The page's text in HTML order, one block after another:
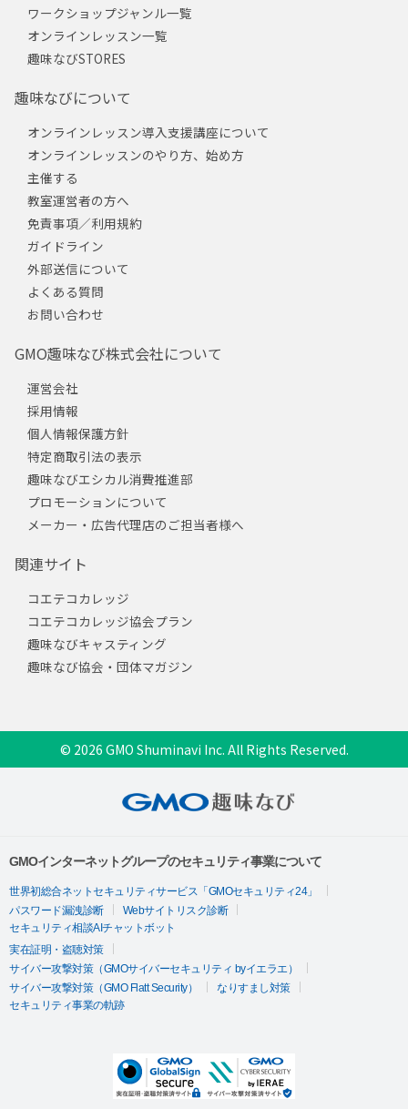
ワークショップジャンル一覧
オンラインレッスン一覧
趣味なびSTORES
趣味なびについて
オンラインレッスン導入支援講座について
オンラインレッスンのやり方、始め方
主催する
教室運営者の方へ
免責事項／利用規約
ガイドライン
外部送信について
よくある質問
お問い合わせ
GMO趣味なび株式会社について
運営会社
採用情報
個人情報保護方針
特定商取引法の表示
趣味なびエシカル消費推進部
プロモーションについて
メーカー・広告代理店のご担当者様へ
関連サイト
コエテコカレッジ
コエテコカレッジ協会プラン
趣味なびキャスティング
趣味なび協会・団体マガジン
© 2026 GMO Shuminavi Inc. All Rights Reserved.